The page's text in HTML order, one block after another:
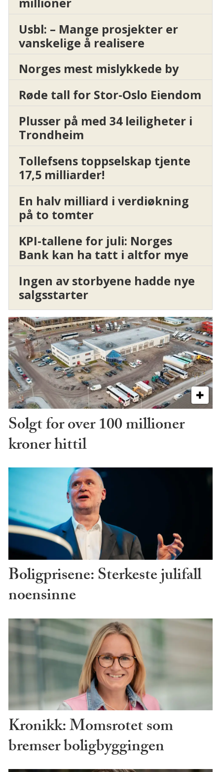
Usbl: – Mange prosjekter er
vanskelige å realisere
Norges mest mislykkede by
Røde tall for Stor-Oslo Eiendom
Plusser på med 34 leiligheter i
Trondheim
Tollefsens toppselskap tjente
17,5 milliarder!
En halv milliard i verdiøkning
på to tomter
KPI-tallene for juli: Norges
Bank kan ha tatt i altfor mye
Ingen av storbyene hadde nye
salgsstarter
Solgt for over 100 millioner
kroner hittil
Boligprisene: Sterkeste julifall
noensinne
Kronikk: Momsrotet som
bremser boligbyggingen